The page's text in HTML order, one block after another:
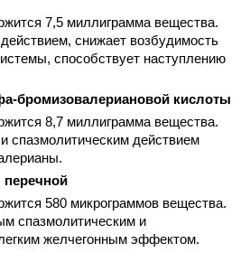
7,5 миллиграмма вещества.
снижает возбудимость
способствует наступлению
бромизовалериановой кислоты
8,7 миллиграмма вещества.
спазмолитическим действием
580 микрограммов вещества.
спазмолитическим и
желчегонным эффектом.